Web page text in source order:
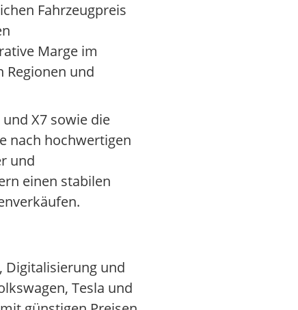
Fahrzeugpreis
Marge im
Regionen und
X7 sowie die
nach hochwertigen
und
einen stabilen
und
Tesla und